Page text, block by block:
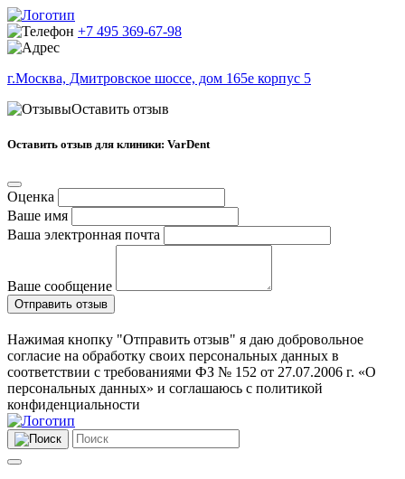
+7 495 369-67-98
г.Москва, Дмитровское шоссе, дом 165е корпус 5
Оставить отзыв
Оставить отзыв для клиники: VarDent
Оценка
Ваше имя
Ваша электронная почта
Ваше сообщение
Отправить отзыв
Нажимая кнопку "Отправить отзыв" я даю добровольное
согласие на обработку своих персональных данных в
соответствии с требованиями ФЗ № 152 от 27.07.2006 г. «О
персональных данных» и соглашаюсь с политикой
конфиденциальности